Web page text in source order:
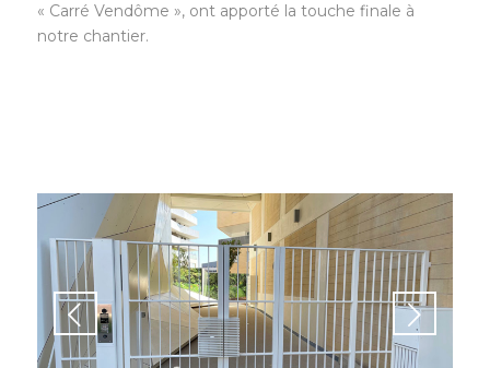
« Carré Vendôme », ont apporté la touche finale à
notre chantier.
Suivant